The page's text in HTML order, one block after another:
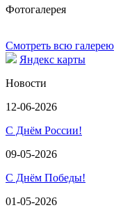
Фотогалерея
Смотреть всю галерею
Яндекс карты
Новости
12-06-2026
С Днём России!
09-05-2026
С Днём Победы!
01-05-2026